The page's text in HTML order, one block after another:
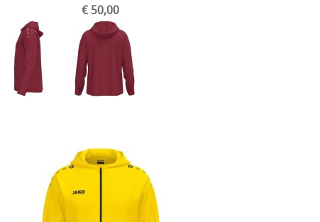
€ 50,00